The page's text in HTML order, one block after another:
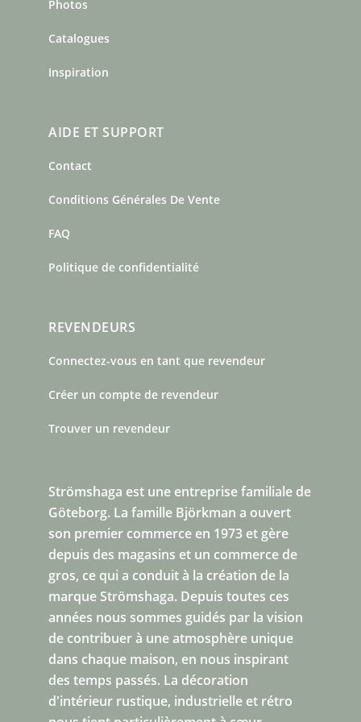
Strömshaga est une entreprise familiale de
Göteborg. La famille Björkman a ouvert
son premier commerce en 1973 et gère
depuis des magasins et un commerce de
gros, ce qui a conduit à la création de la
marque Strömshaga. Depuis toutes ces
années nous sommes guidés par la vision
de contribuer à une atmosphère unique
dans chaque maison, en nous inspirant
des temps passés. La décoration
d'intérieur rustique, industrielle et rétro
Photos
Catalogues
Inspiration
AIDE ET SUPPORT
Contact
Conditions Générales De Vente
FAQ
Politique de confidentialité
REVENDEURS
Connectez-vous en tant que revendeur
Créer un compte de revendeur
Trouver un revendeur